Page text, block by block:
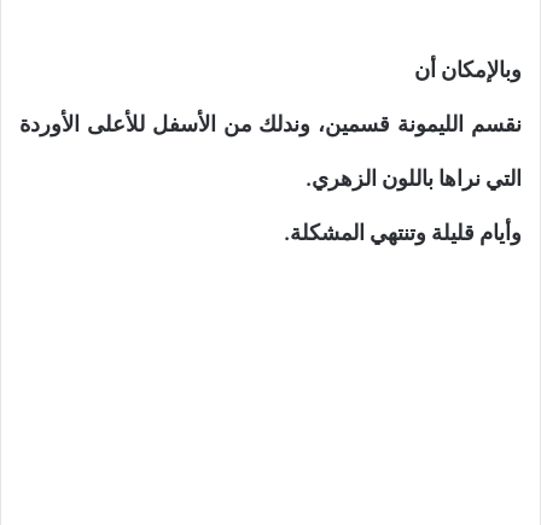
وبالإمكان أن
نقسم الليمونة قسمين، وندلك من الأسفل للأعلى الأوردة
التي نراها باللون الزهري.
وأيام قليلة وتنتهي المشكلة.